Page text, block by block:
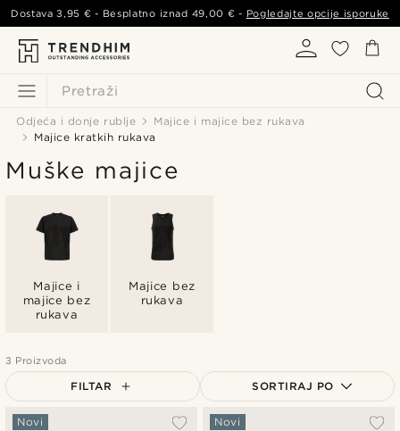
Pretraži
Dostava3,95 € - Besplatno iznad 49,00 € - Pogledajte opcije isporuke
Odjeća i donje rublje
Majice i majice bez rukava
Majice kratkih rukava
Muške majice
Majice i
majice bez
rukava
Majice bez
rukava
3 Proizvoda
FILTAR SORTIRAJ PO
Najpopularnije
Novi Novi